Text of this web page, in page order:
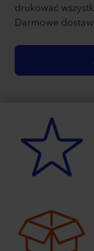
drukować
Darmowe